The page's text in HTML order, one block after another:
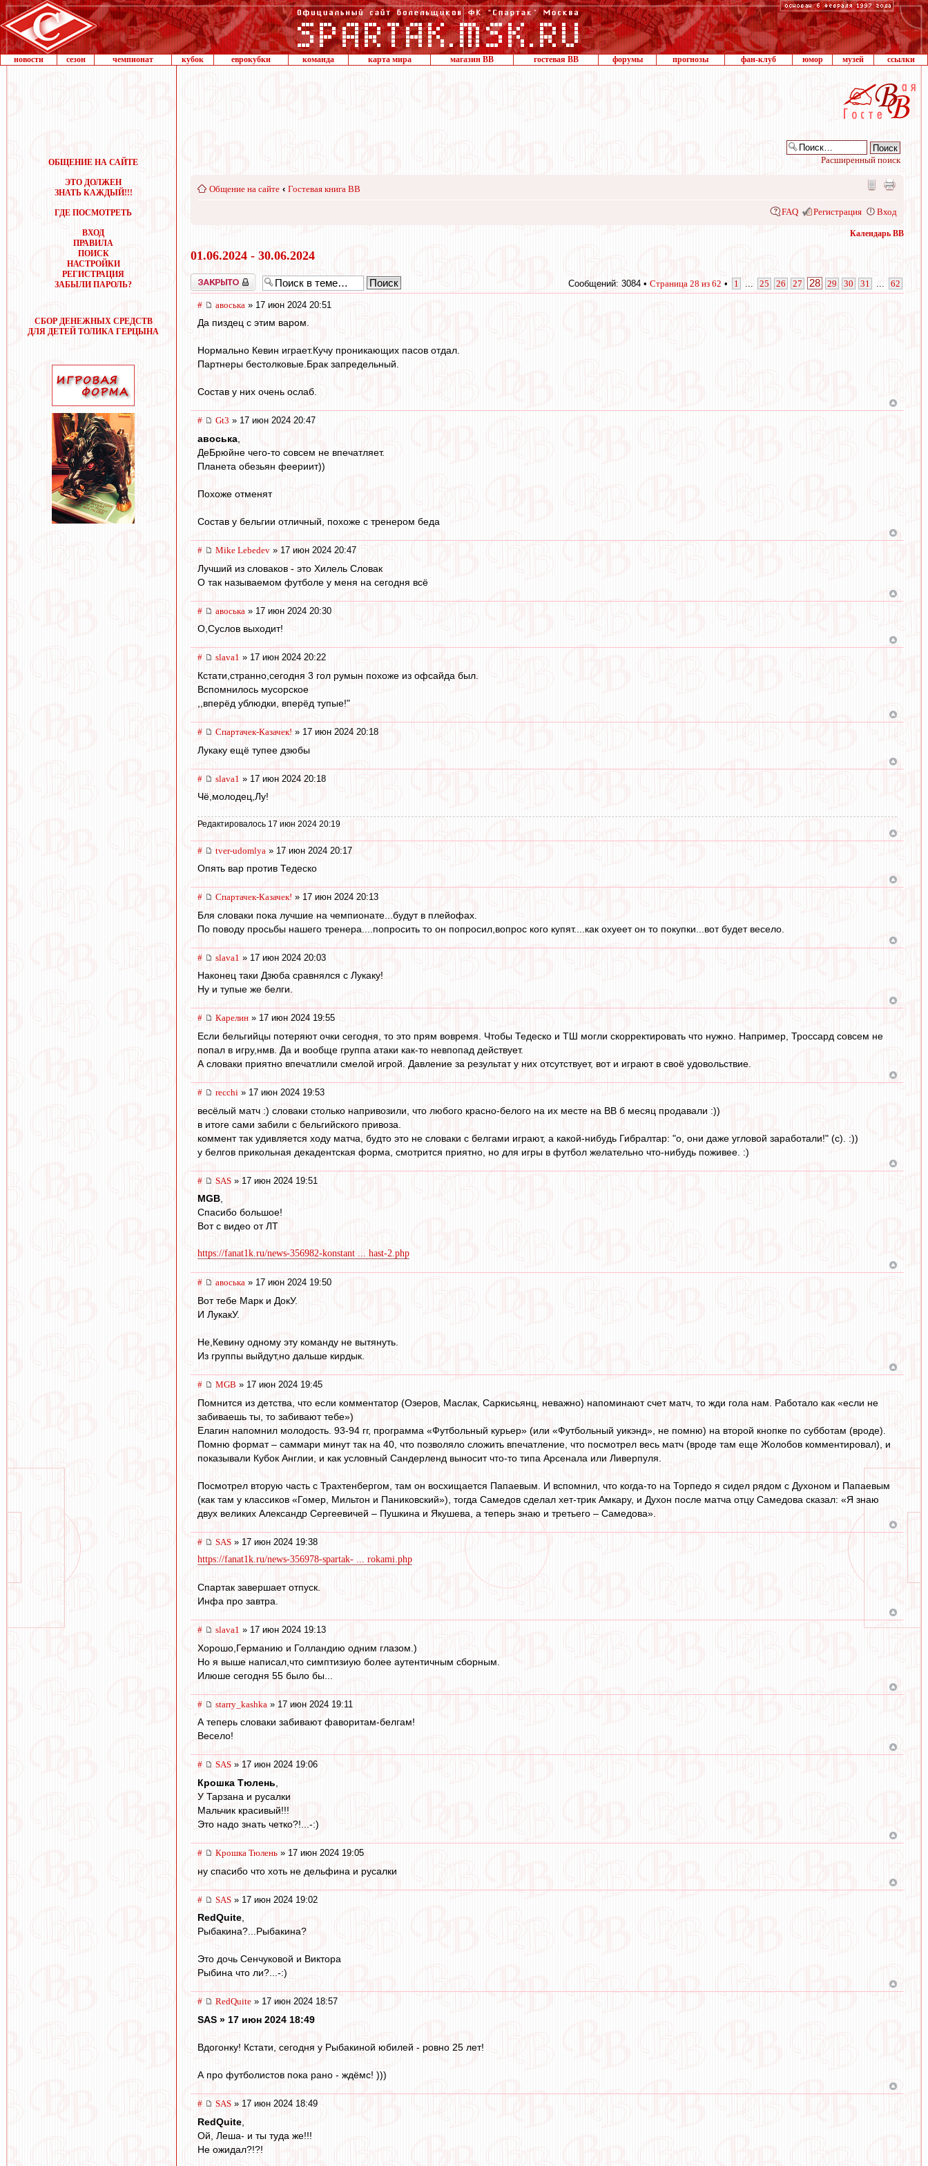
новости сезон чемпионат кубок еврокубки команда карта мира магазин ВВ гостевая ВВ форумы прогнозы фан-клуб юмор музей ссылки
ОБЩЕНИЕ НА САЙТЕ
ЭТО ДОЛЖЕН
ЗНАТЬ КАЖДЫЙ!!!
ГДЕ ПОСМОТРЕТЬ
ВХОД
ПРАВИЛА
ПОИСК
НАСТРОЙКИ
РЕГИСТРАЦИЯ
ЗАБЫЛИ ПАРОЛЬ?
СБОР ДЕНЕЖНЫХ СРЕДСТВ
ДЛЯ ДЕТЕЙ ТОЛИКА ГЕРЦЫНА
Расширенный поиск
Общение на сайте ‹ Гостевая книга ВВ
FAQ Регистрация Вход
Календарь ВВ
01.06.2024 - 30.06.2024
Закрыто Сообщений: 3084 • Страница 28 из 62 • 1 25 26 27 28 29 30 31 62
# авоська » 17 июн 2024 20:51
Да пиздец с этим варом.
Нормально Кевин играет.Кучу проникающих пасов отдал.
Партнеры бестолковые.Брак запредельный.
Состав у них очень ослаб.
# Gt3 » 17 июн 2024 20:47
авоська
ДеБрюйне чего-то совсем не впечатляет.
Планета обезьян феериит))
Похоже отменят
Состав у бельгии отличный, похоже с тренером беда
# Mike Lebedev » 17 июн 2024 20:47
Лучший из словаков - это Хилель Словак
О так называемом футболе у меня на сегодня всё
# авоська » 17 июн 2024 20:30
О,Суслов выходит!
# slava1 » 17 июн 2024 20:22
Кстати,странно,сегодня 3 гол румын похоже из офсайда был.
Вспомнилось мусорское
,,вперёд ублюдки, вперёд тупые!"
# Спартачек-Казачек! » 17 июн 2024 20:18
Лукаку ещё тупее дзюбы
# slava1 » 17 июн 2024 20:18
Чё,молодец,Лу!
Редактировалось 17 июн 2024 20:19
# tver-udomlya » 17 июн 2024 20:17
Опять вар против Тедеско
# Спартачек-Казачек! » 17 июн 2024 20:13
Бля словаки пока лучшие на чемпионате...будут в плейофах.
По поводу просьбы нашего тренера....попросить то он попросил,вопрос кого купят....как охуеет он то покупки...вот будет весело.
# slava1 » 17 июн 2024 20:03
Наконец таки Дзюба сравнялся с Лукаку!
Ну и тупые же белги.
# Карелин » 17 июн 2024 19:55
Если бельгийцы потеряют очки сегодня, то это прям вовремя. Чтобы Тедеско и ТШ могли скорректировать что нужно. Например, Троссард совсем не
попал в игру,нмв. Да и вообще группа атаки как-то невпопад действует.
А словаки приятно впечатлили смелой игрой. Давление за результат у них отсутствует, вот и играют в своё удовольствие.
# recchi » 17 июн 2024 19:53
весёлый матч :) словаки столько напривозили, что любого красно-белого на их месте на ВВ б месяц продавали :))
в итоге сами забили с бельгийского привоза.
коммент так удивляется ходу матча, будто это не словаки с белгами играют, а какой-нибудь Гибралтар: "о, они даже угловой заработали!" (с). :))
у белгов прикольная декадентская форма, смотрится приятно, но для игры в футбол желательно что-нибудь поживее. :)
# SAS » 17 июн 2024 19:51
MGB,
Спасибо большое!
Вот с видео от ЛТ
https://fanat1k.ru/news-356982-konstant ... hast-2.php
# авоська » 17 июн 2024 19:50
Вот тебе Марк и ДокУ.
И ЛукакУ.
Не,Кевину одному эту команду не вытянуть.
Из группы выйдут,но дальше кирдык.
# MGB » 17 июн 2024 19:45
Помнится из детства, что если комментатор (Озеров, Маслак, Саркисьянц, неважно) напоминают счет матч, то жди гола нам. Работало как «если не
забиваешь ты, то забивают тебе»)
Елагин напомнил молодость. 93-94 гг, программа «Футбольный курьер» (или «Футбольный уикэнд», не помню) на второй кнопке по субботам (вроде).
Помню формат – саммари минут так на 40, что позволяло сложить впечатление, что посмотрел весь матч (вроде там еще Жолобов комментировал), и
показывали Кубок Англии, и как условный Сандерленд выносит что-то типа Арсенала или Ливерпуля.
Посмотрел вторую часть с Трахтенбергом, там он восхищается Папаевым. И вспомнил, что когда-то на Торпедо я сидел рядом с Духоном и Папаевым
(как там у классиков «Гомер, Мильтон и Паниковский»), тогда Самедов сделал хет-трик Амкару, и Духон после матча отцу Самедова сказал: «Я знаю
двух великих Александр Сергеевичей – Пушкина и Якушева, а теперь знаю и третьего – Самедова».
# SAS » 17 июн 2024 19:38
https://fanat1k.ru/news-356978-spartak- ... rokami.php
Спартак завершает отпуск.
Инфа про завтра.
# slava1 » 17 июн 2024 19:13
Хорошо,Германию и Голландию одним глазом.)
Но я выше написал,что симптизиую более аутентичным сборным.
Илюше сегодня 55 было бы...
# starry_kashka » 17 июн 2024 19:11
А теперь словаки забивают фаворитам-белгам!
Весело!
# SAS » 17 июн 2024 19:06
Крошка Тюлень
У Тарзана и русалки
Мальчик красивый!!!
Это надо знать четко?!...-:)
# Крошка Тюлень » 17 июн 2024 19:05
ну спасибо что хоть не дельфина и русалки
# SAS » 17 июн 2024 19:02
RedQuite,
Рыбакина?...Рыбакина?
Это дочь Сенчуковой и Виктора
Рыбина что ли?...-:)
# RedQuite » 17 июн 2024 18:57
SAS » 17 июн 2024 18:49
Вдогонку! Кстати, сегодня у Рыбакиной юбилей - ровно 25 лет!
А про футболистов пока рано - ждёмс! )))
# SAS » 17 июн 2024 18:49
RedQuite
Ой, Леша- и ты туда же!!!
Не ожидал?!?!